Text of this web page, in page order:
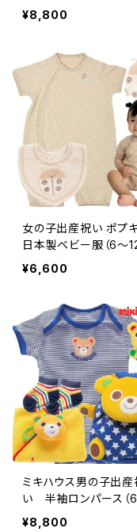
ンチョ（6ヶ月~2歳）セッ
¥8,800
女の子出産祝い ポプ
日本製ベビー服（6～
月）テントウムシセット
¥6,600
ミキハウス男の子出産
い 半袖ロンパース（6
ヶ月）とリュックセット
¥8,800